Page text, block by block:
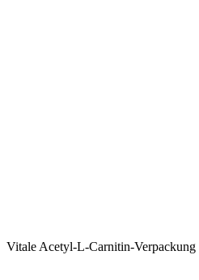
Vitale Acetyl-L-Carnitin-Verpackung